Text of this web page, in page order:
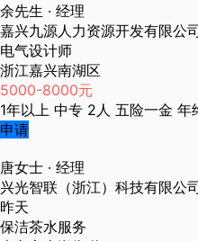
余先生 · 经理
嘉兴九源人力资源开发有限公
电气设计师
浙江嘉兴南湖区
5000-8000元
1年以上 中专 2人 五险一金 年
申请
唐女士 · 经理
兴光智联（浙江）科技有限公
昨天
保洁茶水服务